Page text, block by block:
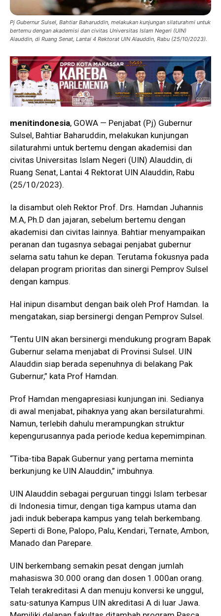
Pj Gubernur Sulsel, Bahtiar Baharuddin, melakukan kunjungan silaturahmi untuk
bertemu dengan akademisi dan civitas Universitas Islam Negeri (UIN)
Alauddin, di Ruang Senat, Lantai 4 Rektorat UIN Alauddin, Rabu (25/10/2023).
menitindonesia, GOWA — Penjabat (Pj) Gubernur
Sulsel, Bahtiar Baharuddin, melakukan kunjungan
silaturahmi untuk bertemu dengan akademisi dan
civitas Universitas Islam Negeri (UIN) Alauddin, di
Ruang Senat, Lantai 4 Rektorat UIN Alauddin, Rabu
(25/10/2023).
Ia disambut oleh Rektor Prof. Drs. Hamdan Juhannis
M.A, Ph.D dan jajaran, sebelum bertemu dengan
akademisi dan civitas lainnya. Bahtiar menyampaikan
peranan dan tugasnya sebagai penjabat gubernur
selama satu tahun ke depan. Terutama fokusnya pada
delapan program prioritas dan sinergi Pemprov Sulsel
dengan kampus.
Hal inipun disambut dengan baik oleh Prof Hamdan. Ia
mengatakan, siap bersinergi dengan Pemprov Sulsel.
“Tentu UIN akan bersinergi mendukung program Bapak
Gubernur selama menjabat di Provinsi Sulsel. UIN
Alauddin siap berada sepenuhnya di belakang Pak
Gubernur,” kata Prof Hamdan.
Prof Hamdan mengapresiasi kunjungan ini. Sedianya
di awal menjabat, pihaknya yang akan bersilaturahmi.
Namun, terlebih dahulu merampungkan struktur
kepengurusannya pada periode kedua kepemimpinan.
“Tiba-tiba Bapak Gubernur yang pertama meminta
berkunjung ke UIN Alauddin,” imbuhnya.
UIN Alauddin sebagai perguruan tinggi Islam terbesar
di Indonesia timur, dengan tiga kampus utama dan
jadi induk beberapa kampus yang telah berkembang.
Seperti di Bone, Palopo, Palu, Kendari, Ternate, Ambon,
Manado dan Parepare.
UIN berkembang semakin pesat dengan jumlah
mahasiswa 30.000 orang dan dosen 1.000an orang.
Telah terakreditasi A dan menuju konversi ke unggul,
satu-satunya Kampus UIN akreditasi A di luar Jawa.